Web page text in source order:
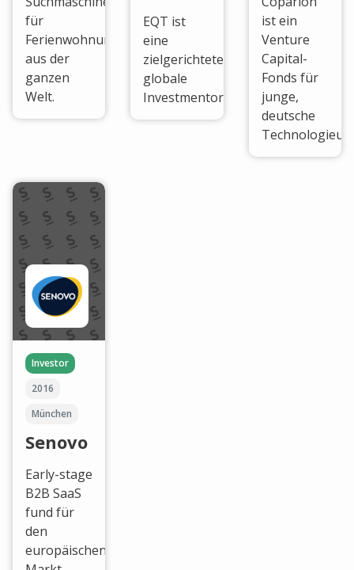
für
Ferienwohnungen
aus der
ganzen
Welt.
EQT ist
eine
zielgerichtete
globale
Investmentorganisation
ist ein
Venture
Capital-
Fonds für
junge,
deutsche
Investor
2016
München
Senovo
Early-stage
B2B SaaS
fund für
den
europäischen